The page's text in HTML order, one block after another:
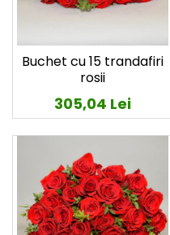
Buchet cu 15 trandafiri
rosii
305,04 Lei